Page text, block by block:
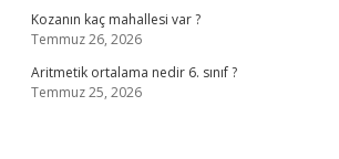
Kozanın kaç mahallesi var ?
Temmuz 26, 2026
Aritmetik ortalama nedir 6. sınıf ?
Temmuz 25, 2026